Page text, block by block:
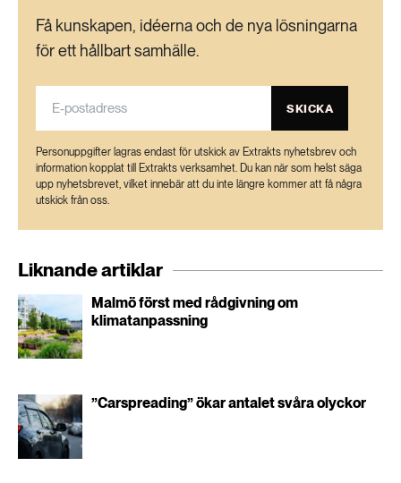
Få kunskapen, idéerna och de nya lösningarna
för ett hållbart samhälle.
SKICKA
Personuppgifter lagras endast för utskick av Extrakts nyhetsbrev och
information kopplat till Extrakts verksamhet. Du kan när som helst säga
upp nyhetsbrevet, vilket innebär att du inte längre kommer att få några
utskick från oss.
Liknande artiklar
Malmö först med rådgivning om
klimatanpassning
”Carspreading” ökar antalet svåra olyckor